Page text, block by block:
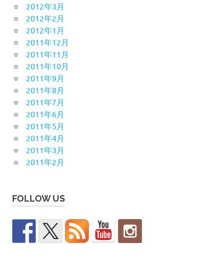
2012年3月
2012年2月
2012年1月
2011年12月
2011年11月
2011年10月
2011年9月
2011年8月
2011年7月
2011年6月
2011年5月
2011年4月
2011年3月
2011年2月
FOLLOW US